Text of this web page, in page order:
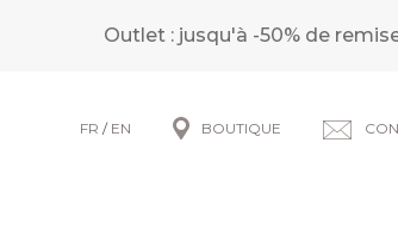
Outlet : jusqu'à -50% de
FR / EN BOUTIQUE